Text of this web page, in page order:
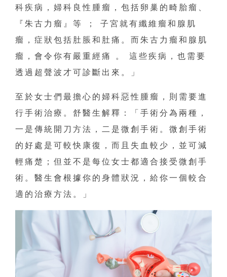
科疾病，婦科良性腫瘤，包括卵巢的畸胎瘤、
『朱古力瘤』等 ； 子宮就有纖維瘤和腺肌
瘤，症狀包括肚脹和肚痛。而朱古力瘤和腺肌
瘤，會令你有嚴重經痛 。 這些疾病，也需要
透過超聲波才可診斷出來。」
至於女士們最擔心的婦科惡性腫瘤，則需要進
行手術治療。舒醫生解釋：「手術分為兩種，
一是傳統開刀方法，二是微創手術。微創手術
的好處是可較快康復，而且失血較少，並可減
輕痛楚；但並不是每位女士都適合接受微創手
術。醫生會根據你的身體狀況，給你一個較合
適的治療方法。」